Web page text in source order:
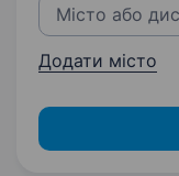
Додати місто